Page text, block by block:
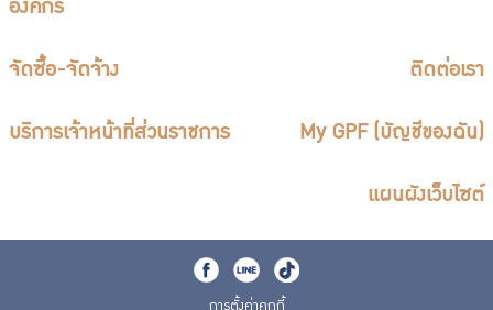
องค์กร
จัดซื้อ-จัดจ้าง ติดต่อเรา
บริการเจ้าหน้าที่ส่วนราชการ My GPF (บัญชีของฉัน)
แผนผังเว็บไซต์
การตั้งค่าคุกกี้